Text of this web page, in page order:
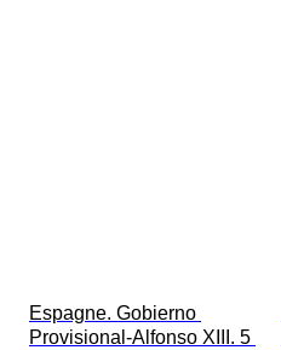
Espagne. Gobierno
Provisional-Alfonso XIII. 5